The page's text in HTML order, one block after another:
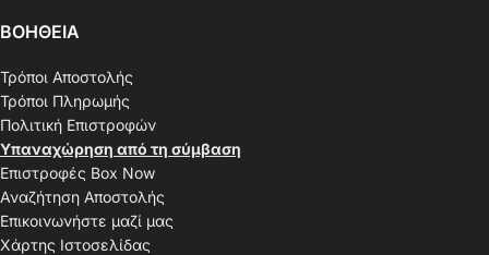
ΒΟΗΘΕΙΑ
Τρόποι Αποστολής
Τρόποι Πληρωμής
Πολιτική Επιστροφών
Υπαναχώρηση από τη σύμβαση
Επιστροφές Box Now
Αναζήτηση Αποστολής
Επικοινωνήστε μαζί μας
Χάρτης Ιστοσελίδας